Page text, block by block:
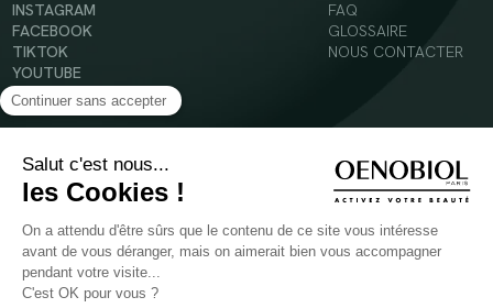
INSTAGRAM
FACEBOOK
TIKTOK
YOUTUBE
FAQ
GLOSSAIRE
NOUS CONTACTER
Mentions légales
Conditions Générales d’Utilisation
Politique en matière de cookies
POUR VOTRE SANTÉ, MANGEZ AU MOINS CINQ FRUITS ET LÉGUMES PAR JOUR -
WWW.MANGERBOUGER.FR
Les complément alimentaires doivent être utilisés dans le cadre d'un mode de vie sain et
ne pas être utilisés comme substituts d'un régimes alimentaire varié et équilibré.